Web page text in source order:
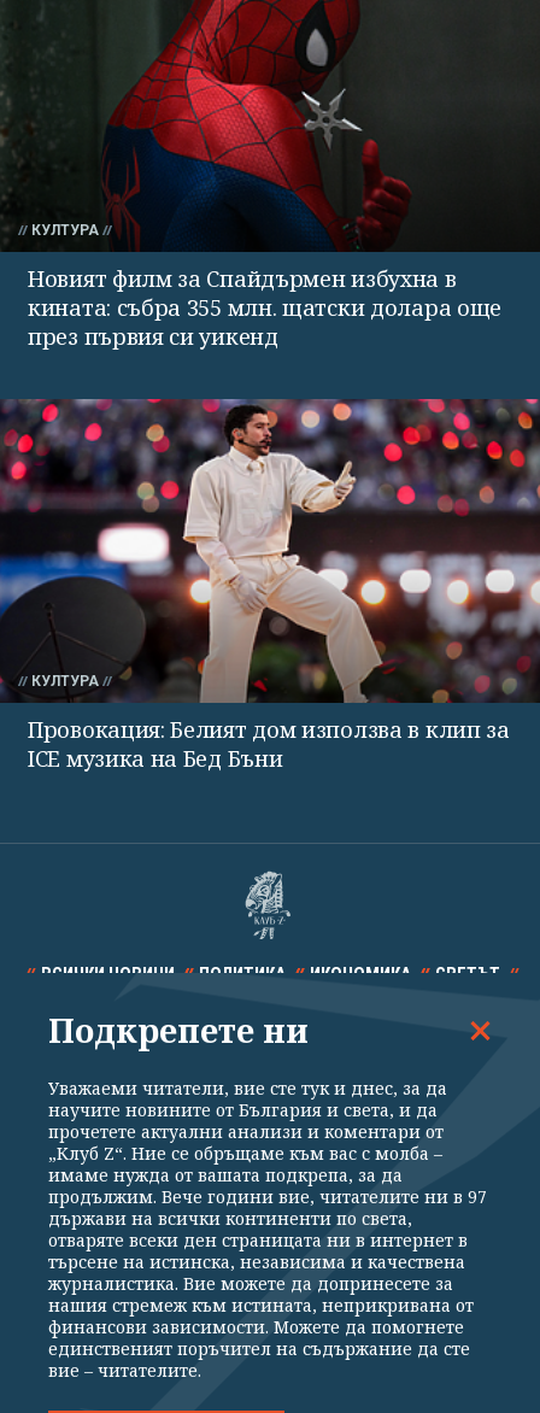
КУЛТУРА
Новият филм за Спайдърмен избухна в
кината: събра 355 млн. щатски долара още
през първия си уикенд
КУЛТУРА
Провокация: Белият дом използва в клип за
ICE музика на Бед Бъни
ВСИЧКИ НОВИНИ ПОЛИТИКА ИКОНОМИКА СВЕТЪТ
СПОРТ КУЛТУРА ТЕХНОЛОГИИ КАЛЕЙДОСКОП
Общи условия
Политика за поверителност
Реклама
Партньори Контакти
За Клуб Z
Екип
Подкрепете ни
Издател на www.clubz.bg е „Клуб Зебра Медия“ ЕООД, София, ул. "Алеко
Константинов" 3. Всички права запазени 2026 „Клуб Зебра Медия“
Препечатването на материали, снимки и видео от www.clubz.bg без
Подкрепете ни
Уважаеми читатели, вие сте тук и днес, за да
научите новините от България и света, и да
прочетете актуални анализи и коментари от
„Клуб Z“. Ние се обръщаме към вас с молба –
имаме нужда от вашата подкрепа, за да
продължим. Вече години вие, читателите ни в 97
държави на всички континенти по света,
отваряте всеки ден страницата ни в интернет в
търсене на истинска, независима и качествена
журналистика. Вие можете да допринесете за
нашия стремеж към истината, неприкривана от
финансови зависимости. Можете да помогнете
единственият поръчител на съдържание да сте
вие – читателите.